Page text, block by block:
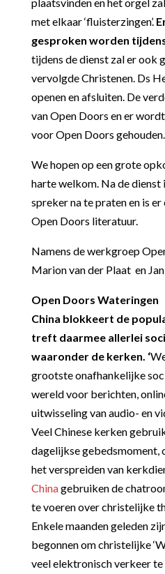
met elkaar ‘fluisterzingen’.
gesproken worden
tijdens de dienst zal er ook
vervolgde Christenen. Ds
openen en afsluiten. De
van Open Doors en er
voor Open Doors gehouden.
We hopen op een grote
harte welkom. Na de dienst
spreker na te praten en is
Open Doors literatuur.
Namens de werkgroep
Marion van der Plaat en
Open Doors Wateringen
China blokkeert de
treft daarmee allerlei
waaronder de kerken. ‘
grootste onafhankelijke
wereld voor berichten,
uitwisseling van audio- en
Veel Chinese kerken
dagelijkse gebedsmoment,
het verspreiden van
Chinagebruiken de
te voeren over christelijke
Enkele maanden geleden
begonnen om christelijke
veel elektronisch verkeer